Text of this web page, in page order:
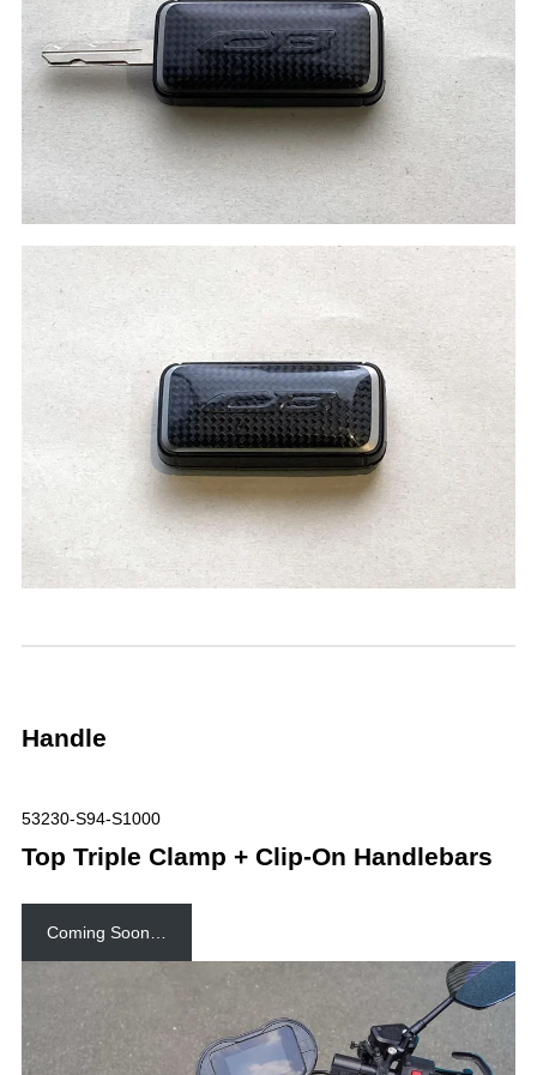
Handle
53230-S94-S1000
Top Triple Clamp + Clip-On Handlebars
Coming Soon…